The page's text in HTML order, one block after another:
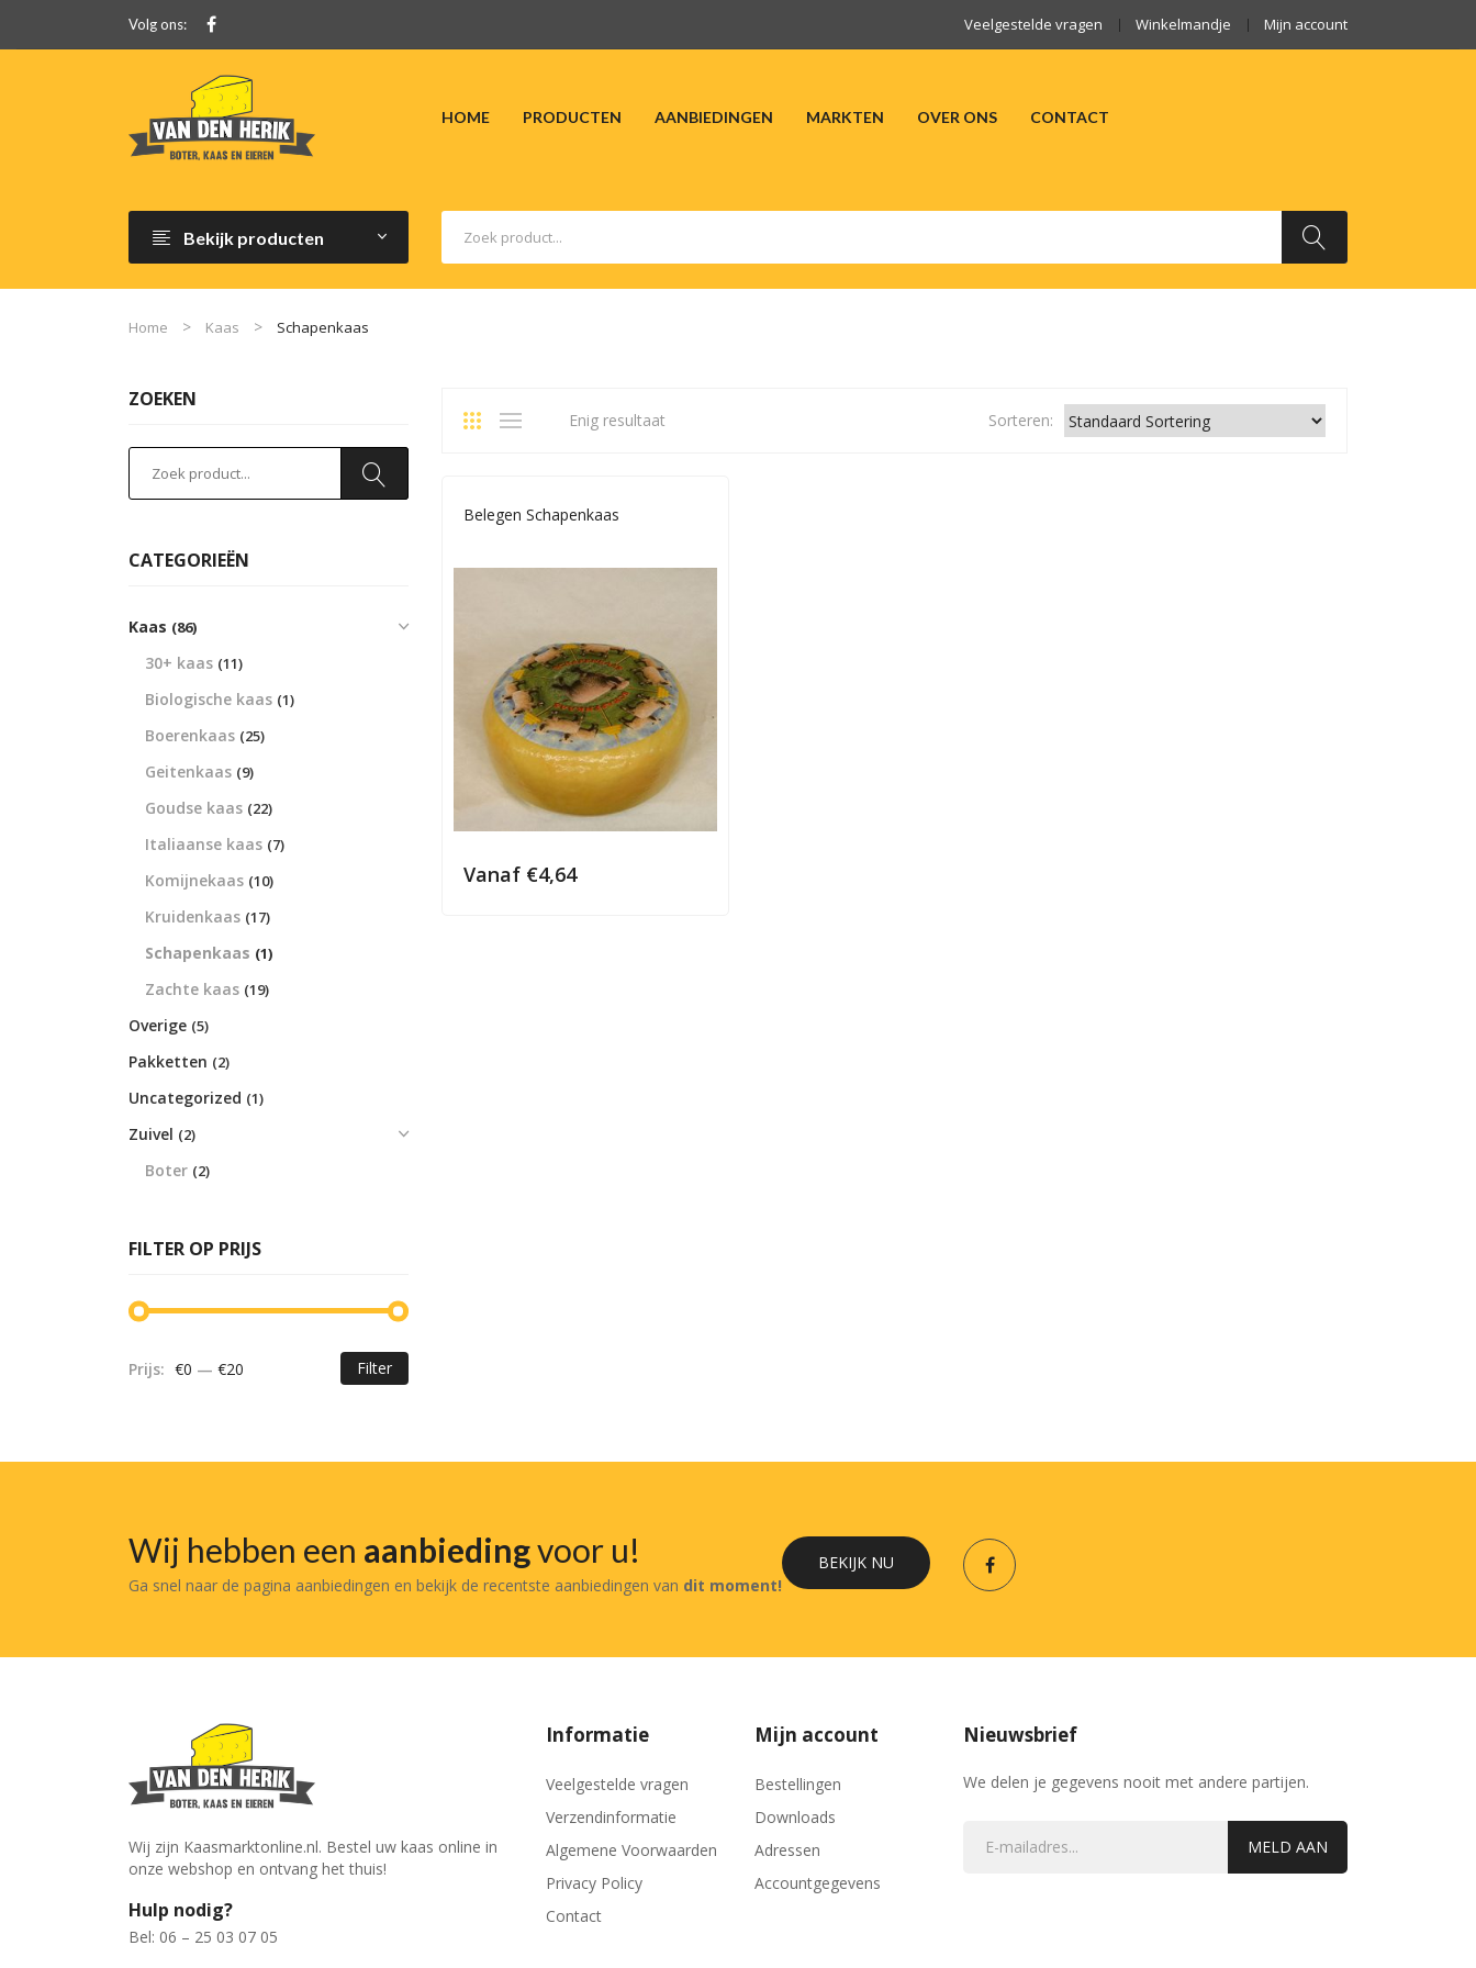
Volg ons: Veelgestelde vragen Winkelmandje Mijn account
HOME PRODUCTEN AANBIEDINGEN MARKTEN OVER ONS CONTACT
Bekijk producten
Home Kaas Schapenkaas
Enig resultaat Sorteren:
Belegen Schapenkaas
Vanaf €4,64
ZOEKEN
CATEGORIEËN
Kaas (86)
30+ kaas (11)
Biologische kaas (1)
Boerenkaas (25)
Geitenkaas (9)
Goudse kaas (22)
Italiaanse kaas (7)
Komijnekaas (10)
Kruidenkaas (17)
Schapenkaas (1)
Zachte kaas (19)
Overige (5)
Pakketten (2)
Uncategorized (1)
Zuivel (2)
Boter (2)
FILTER OP PRIJS
Filter
Prijs: €0 — €20
Wij hebben een aanbiedingvoor u!
Ga snel naar de pagina aanbiedingen en bekijk de recentste aanbiedingen van dit moment!
BEKIJK NU
Wij zijn Kaasmarktonline.nl. Bestel uw kaas online in
onze webshop en ontvang het thuis!
Hulp nodig?
Bel: 06 – 25 03 07 05
Informatie
Veelgestelde vragen
Verzendinformatie
Algemene Voorwaarden
Privacy Policy
Contact
Mijn account
Bestellingen
Downloads
Adressen
Accountgegevens
Nieuwsbrief
We delen je gegevens nooit met andere partijen.
MELD AAN